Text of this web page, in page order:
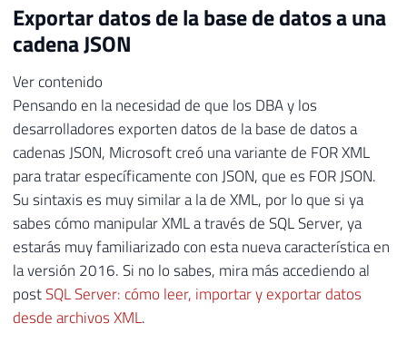
Exportar datos de la base de datos a una
cadena JSON
Ver contenido
Pensando en la necesidad de que los DBA y los
desarrolladores exporten datos de la base de datos a
cadenas JSON, Microsoft creó una variante de FOR XML
para tratar específicamente con JSON, que es FOR JSON.
Su sintaxis es muy similar a la de XML, por lo que si ya
sabes cómo manipular XML a través de SQL Server, ya
estarás muy familiarizado con esta nueva característica en
la versión 2016. Si no lo sabes, mira más accediendo al
postSQL Server: cómo leer, importar y exportar datos
desde archivos XML.